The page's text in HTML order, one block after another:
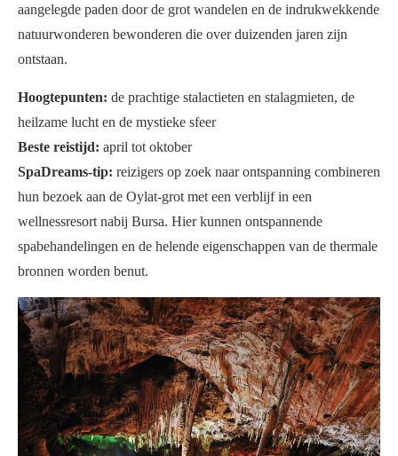
aangelegde paden door de grot wandelen en de indrukwekkende
natuurwonderen bewonderen die over duizenden jaren zijn
ontstaan.
Hoogtepunten: de prachtige stalactieten en stalagmieten, de
heilzame lucht en de mystieke sfeer
Beste reistijd: april tot oktober
SpaDreams-tip: reizigers op zoek naar ontspanning combineren
hun bezoek aan de Oylat-grot met een verblijf in een
wellnessresort nabij Bursa. Hier kunnen ontspannende
spabehandelingen en de helende eigenschappen van de thermale
bronnen worden benut.